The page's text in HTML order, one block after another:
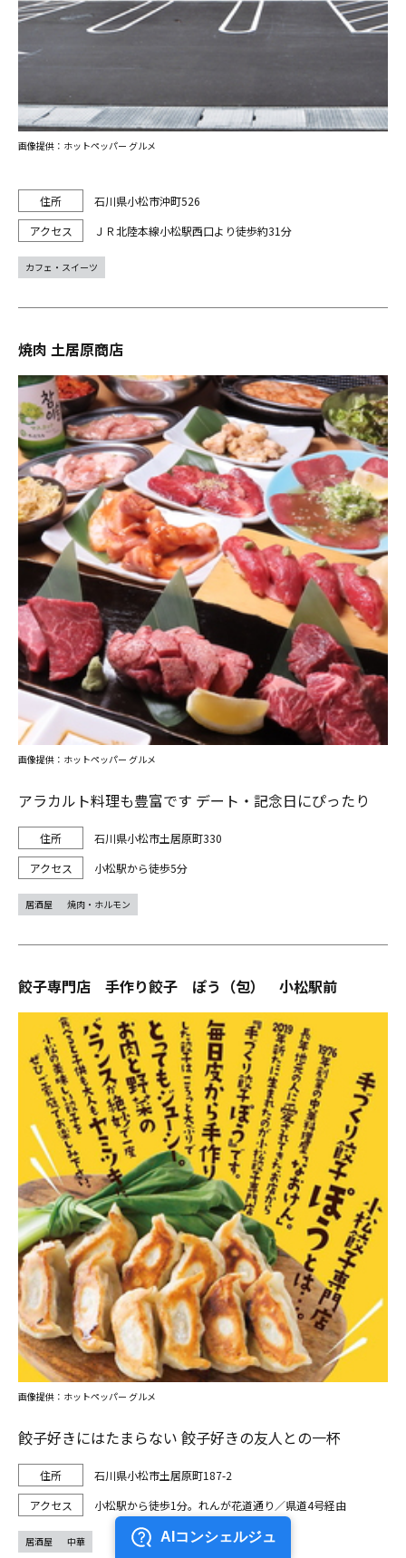
石川県小松市沖町526
ＪＲ北陸本線小松駅西口より徒歩約31分
画像提供：ホットペッパー グルメ
カフェ・スイーツ
焼肉 土居原商店
アラカルト料理も豊富です デート・記念日にぴったり
石川県小松市土居原町330
小松駅から徒歩5分
画像提供：ホットペッパー グルメ
居酒屋 焼肉・ホルモン
餃子専門店 手作り餃子 ぽう（包） 小松駅前
餃子好きにはたまらない 餃子好きの友人との一杯
石川県小松市土居原町187-2
小松駅から徒歩1分。れんが花道通り／県道4号経由
画像提供：ホットペッパー グルメ
居酒屋 中華